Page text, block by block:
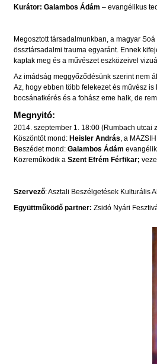
Kurátor: Galambos Ádám– evangélikus
Megosztott társadalmunkban, a magyar
össztársadalmi trauma egyaránt. Ennek
kaptak meg és a művészet eszközeivel
Az imádság meggyőződésünk szerint nem
Az, hogy ebben több felekezet és művész
bocsánatkérés és a fohász eme halk, de
Megnyitó:
2014. szeptember 1. 18:00 (Rumbach utcai
Köszöntőt mond: Heisler András, a
Beszédet mond:Galambos Ádám
Közreműködik aSzent Efrém Férfikar;
Szervező: Asztali Beszélgetések Kulturális
Együttműködő partner: Zsidó Nyári